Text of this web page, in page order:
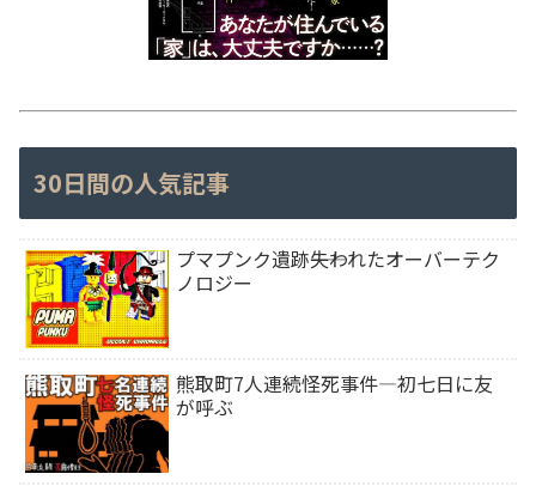
30日間の人気記事
プマプンク遺跡――失われたオーバーテク
ノロジー
熊取町7人連続怪死事件―初七日に友
が呼ぶ